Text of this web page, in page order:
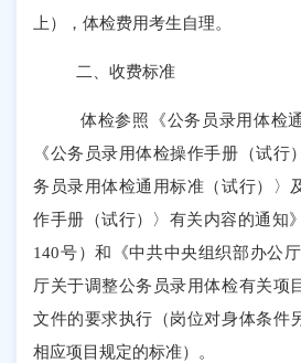
上 ） ，体检费用考生自理。
二、收费标准
体检参照《公务员录用体检
《公务员录用体检操作手册（试行
务员录用体检通用标准（试行）〉
作手册（试行）〉有关内容的通知》
140号）和《中共中央组织部办公
厅关于调整公务员录用体检有关项
文件的要求执行（岗位对身体条件
相应项目规定的标准）。